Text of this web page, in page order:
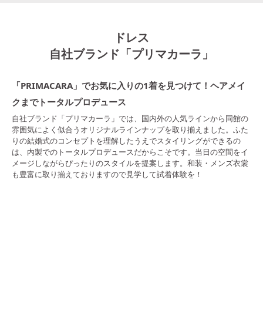
ドレス
自社ブランド「プリマカーラ」
「PRIMACARA」でお気に入りの1着を見つけて！ヘアメイ
クまでトータルプロデュース
自社ブランド「プリマカーラ」では、国内外の人気ラインから同館の
雰囲気によく似合うオリジナルラインナップを取り揃えました。ふた
りの結婚式のコンセプトを理解したうえでスタイリングができるの
は、内製でのトータルプロデュースだからこそです。当日の空間をイ
メージしながらぴったりのスタイルを提案します。和装・メンズ衣裳
も豊富に取り揃えておりますので見学して試着体験を！